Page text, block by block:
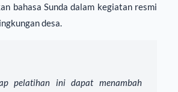
bahasa Sunda dalam kegiatan resmi
desa.
pelatihan ini dapat menambah